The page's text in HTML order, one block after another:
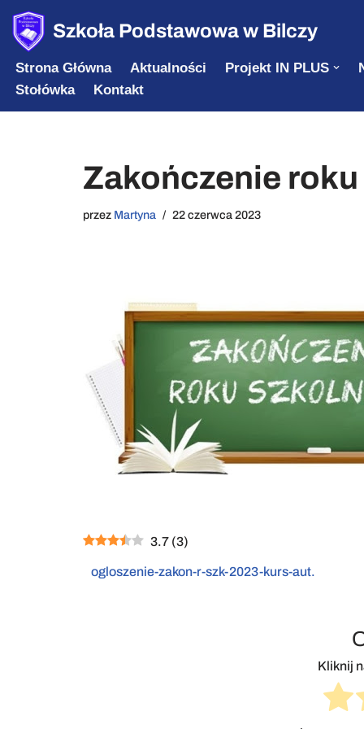
Przejdź
do
treści
Szkoła Podstawowa w Bilczy
Strona Główna Aktualności Projekt IN PLUS
Stołówka
Kontakt
Zakończenie
przez Martyna 22 czerwca 2023
3.7 (3)
ogloszenie-zakon-r-szk-2023-kurs-aut.
Kliknij